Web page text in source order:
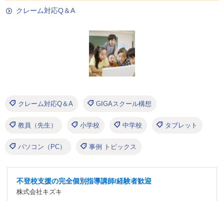
クレーム対応Q＆A
クレーム対応Q＆A GIGAスクール構想
教員（先生） 小学校 中学校 タブレット
パソコン（PC） 事例 トピックス
不登校支援の完全個別指導講師/経験者歓迎
株式会社キズキ